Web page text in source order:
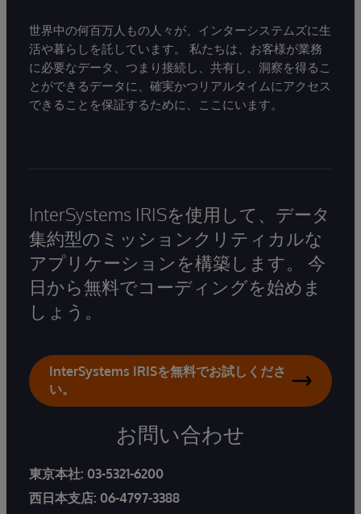
世界中の何百万人もの人々が、インターシステムズに生
活や暮らしを託しています。 私たちは、お客様が業務
に必要なデータ、つまり接続し、共有し、洞察を得るこ
とができるデータに、確実かつリアルタイムにアクセス
できることを保証するために、ここにいます。
InterSystems IRISを使用して、データ
集約型のミッションクリティカルな
アプリケーションを構築します。 今
日から無料でコーディングを始めま
しょう。
InterSystems IRISを無料でお試しくださ
い。
お問い合わせ
東京本社: 03-5321-6200
西日本支店: 06-4797-3388